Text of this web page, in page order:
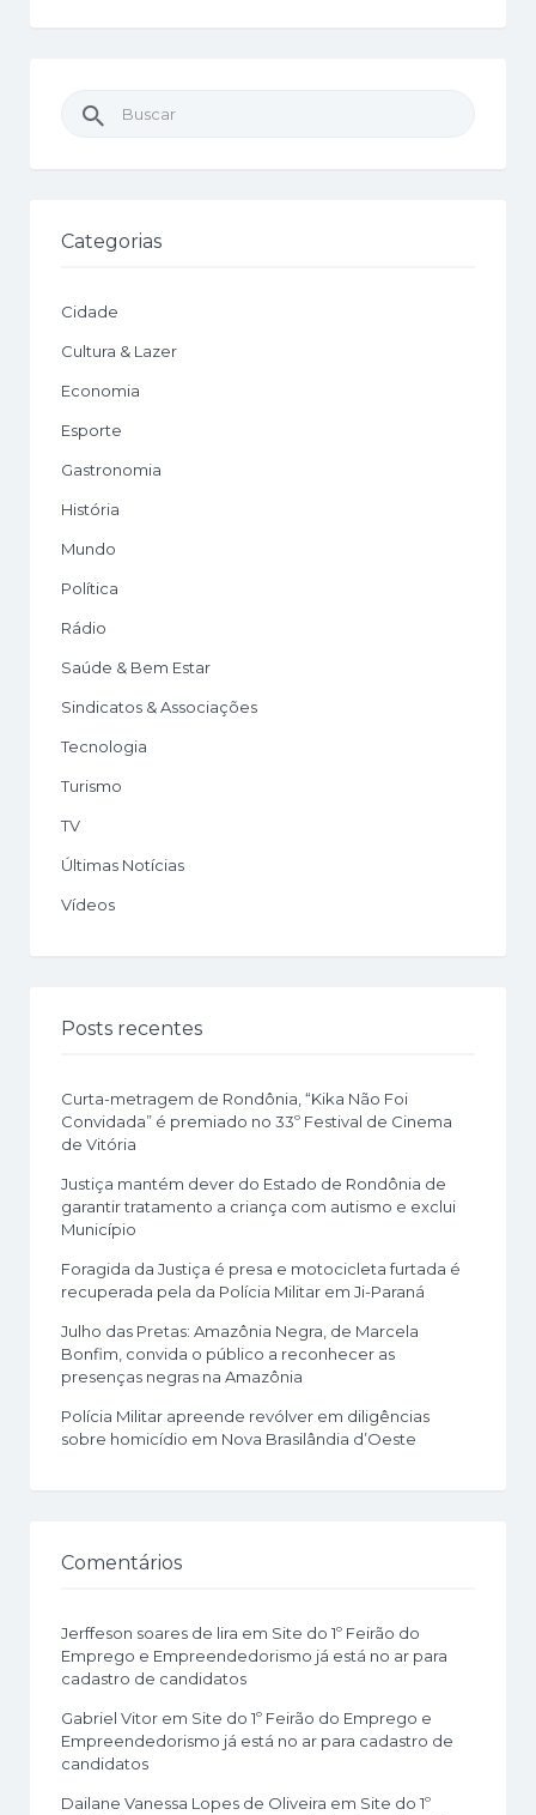
Buscar
Categorias
Cidade
Cultura & Lazer
Economia
Esporte
Gastronomia
História
Mundo
Política
Rádio
Saúde & Bem Estar
Sindicatos & Associações
Tecnologia
Turismo
TV
Últimas Notícias
Vídeos
Posts recentes
Curta-metragem de Rondônia, “Kika Não Foi
Convidada” é premiado no 33º Festival de Cinema
de Vitória
Justiça mantém dever do Estado de Rondônia de
garantir tratamento a criança com autismo e exclui
Município
Foragida da Justiça é presa e motocicleta furtada é
recuperada pela da Polícia Militar em Ji-Paraná
Julho das Pretas: Amazônia Negra, de Marcela
Bonfim, convida o público a reconhecer as
presenças negras na Amazônia
Polícia Militar apreende revólver em diligências
sobre homicídio em Nova Brasilândia d’Oeste
Comentários
Jerffeson soares de lira em Site do 1º Feirão do
Emprego e Empreendedorismo já está no ar para
cadastro de candidatos
Gabriel Vitor em Site do 1º Feirão do Emprego e
Empreendedorismo já está no ar para cadastro de
candidatos
Dailane Vanessa Lopes de Oliveira em Site do 1º